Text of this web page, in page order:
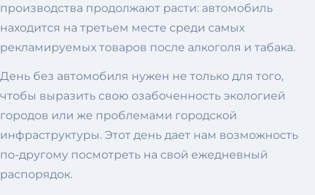
производства продолжают расти: автомобиль
находится на третьем месте среди самых
рекламируемых товаров после алкоголя и табака.
День без автомобиля нужен не только для того,
чтобы выразить свою озабоченность экологией
городов или же проблемами городской
инфраструктуры. Этот день дает нам возможность
по-другому посмотреть на свой ежедневный
распорядок.